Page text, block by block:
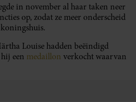
in november al haar taken neer
op, zodat ze meer onderscheid
Louise hadden beëindigd
een medaillon verkocht waarvan